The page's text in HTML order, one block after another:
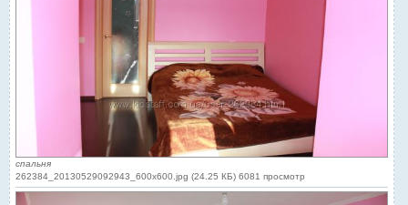
спальня
262384_20130529092943_600x600.jpg (24.25 КБ) 6081 просмотр